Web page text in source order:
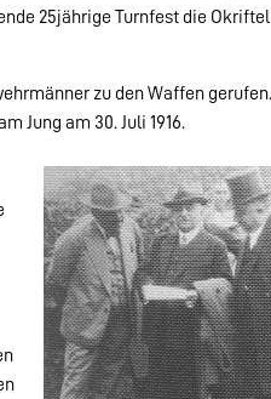
25jährige Turnfest die
zu den Waffen
Jung am 30. Juli 1916.